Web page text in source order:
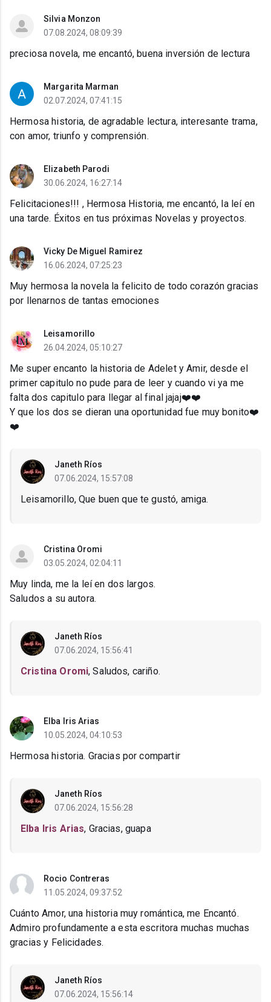
Silvia Monzon
07.08.2024, 08:09:39
preciosa novela, me encantó, buena inversión de lectura
Margarita Marman
02.07.2024, 07:41:15
Hermosa historia, de agradable lectura, interesante trama,
con amor, triunfo y comprensión.
Elizabeth Parodi
30.06.2024, 16:27:14
Felicitaciones!!! , Hermosa Historia, me encantó, la leí en
una tarde. Éxitos en tus próximas Novelas y proyectos.
Vicky De Miguel Ramirez
16.06.2024, 07:25:23
Muy hermosa la novela la felicito de todo corazón gracias
por llenarnos de tantas emociones
Leisamorillo
26.04.2024, 05:10:27
Me super encanto la historia de Adelet y Amir, desde el
primer capitulo no pude para de leer y cuando vi ya me
falta dos capitulo para llegar al final jajaj❤️❤️
Y que los dos se dieran una oportunidad fue muy bonito❤️
❤️
Janeth Ríos
07.06.2024, 15:57:08
Leisamorillo, Que buen que te gustó, amiga.
Cristina Oromi
03.05.2024, 02:04:11
Muy linda, me la leí en dos largos.
Saludos a su autora.
Janeth Ríos
07.06.2024, 15:56:41
Cristina Oromi, Saludos, cariño.
Elba Iris Arias
10.05.2024, 04:10:53
Hermosa historia. Gracias por compartir
Janeth Ríos
07.06.2024, 15:56:28
Elba Iris Arias, Gracias, guapa
Rocio Contreras
11.05.2024, 09:37:52
Cuánto Amor, una historia muy romántica, me Encantó.
Admiro profundamente a esta escritora muchas muchas
gracias y Felicidades.
Janeth Ríos
07.06.2024, 15:56:14